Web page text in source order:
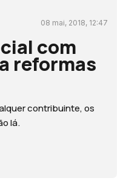
08 mai, 2018, 12:47
com
reformas
contribuinte, os
lá.